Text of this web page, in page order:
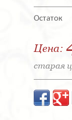
Остаток
Цена:
старая